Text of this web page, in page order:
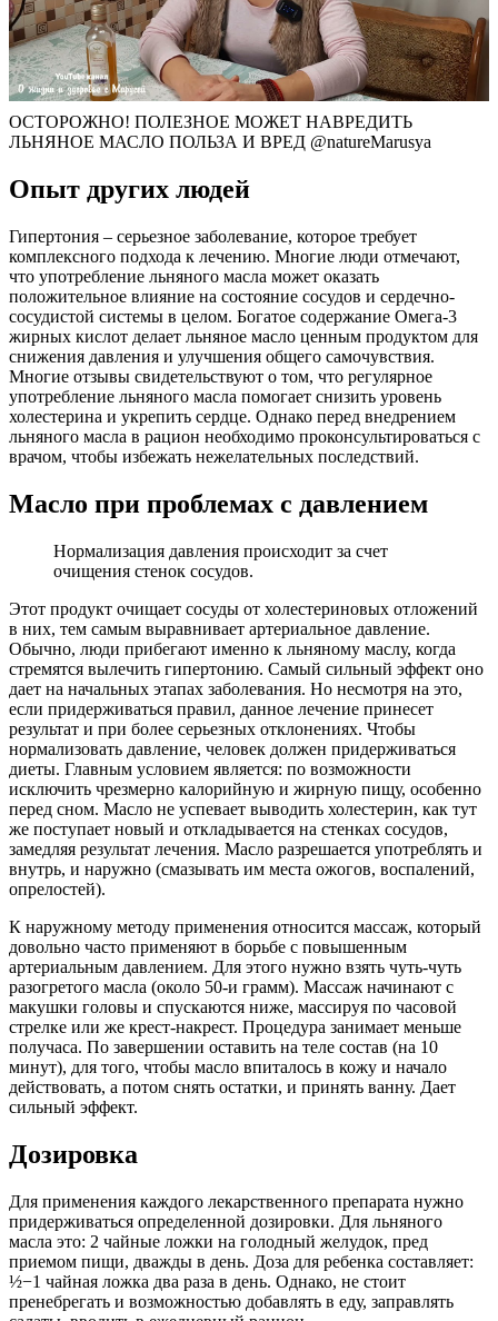
ОСТОРОЖНО! ПОЛЕЗНОЕ МОЖЕТ НАВРЕДИТЬ
ЛЬНЯНОЕ МАСЛО ПОЛЬЗА И ВРЕД @natureMarusya
Опыт других людей
Гипертония – серьезное заболевание, которое требует
комплексного подхода к лечению. Многие люди отмечают,
что употребление льняного масла может оказать
положительное влияние на состояние сосудов и сердечно-
сосудистой системы в целом. Богатое содержание Омега-3
жирных кислот делает льняное масло ценным продуктом для
снижения давления и улучшения общего самочувствия.
Многие отзывы свидетельствуют о том, что регулярное
употребление льняного масла помогает снизить уровень
холестерина и укрепить сердце. Однако перед внедрением
льняного масла в рацион необходимо проконсультироваться с
врачом, чтобы избежать нежелательных последствий.
Масло при проблемах с давлением
Нормализация давления происходит за счет
очищения стенок сосудов.
Этот продукт очищает сосуды от холестериновых отложений
в них, тем самым выравнивает артериальное давление.
Обычно, люди прибегают именно к льняному маслу, когда
стремятся вылечить гипертонию. Самый сильный эффект оно
дает на начальных этапах заболевания. Но несмотря на это,
если придерживаться правил, данное лечение принесет
результат и при более серьезных отклонениях. Чтобы
нормализовать давление, человек должен придерживаться
диеты. Главным условием является: по возможности
исключить чрезмерно калорийную и жирную пищу, особенно
перед сном. Масло не успевает выводить холестерин, как тут
же поступает новый и откладывается на стенках сосудов,
замедляя результат лечения. Масло разрешается употреблять и
внутрь, и наружно (смазывать им места ожогов, воспалений,
опрелостей).
К наружному методу применения относится массаж, который
довольно часто применяют в борьбе с повышенным
артериальным давлением. Для этого нужно взять чуть-чуть
разогретого масла (около 50-и грамм). Массаж начинают с
макушки головы и спускаются ниже, массируя по часовой
стрелке или же крест-накрест. Процедура занимает меньше
получаса. По завершении оставить на теле состав (на 10
минут), для того, чтобы масло впиталось в кожу и начало
действовать, а потом снять остатки, и принять ванну. Дает
сильный эффект.
Дозировка
Для применения каждого лекарственного препарата нужно
придерживаться определенной дозировки. Для льняного
масла это: 2 чайные ложки на голодный желудок, пред
приемом пищи, дважды в день. Доза для ребенка составляет:
½−1 чайная ложка два раза в день. Однако, не стоит
пренебрегать и возможностью добавлять в еду, заправлять